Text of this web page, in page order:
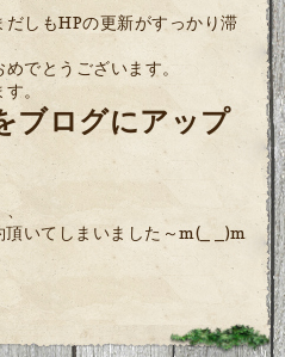
しもHPの更新がすっかり滞
でとうございます。
。
ブログにアップ
いてしまいました～m(_ _)m